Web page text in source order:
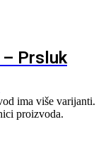
– Prsluk
ima više varijanti.
proizvoda.